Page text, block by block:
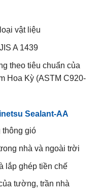
vật liệu
A 1439
theo tiêu chuẩn của
Hoa Kỳ (ASTM C920-
Sealant-AA
thông gió
nhà và ngoài trời
lắp ghép tiền chế
tường, trần nhà